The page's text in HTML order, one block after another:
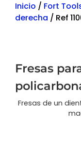
Inicio / Fort
derecha / Ref
Fresas
Fresas de un